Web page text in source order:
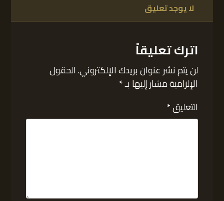
لا يوجد تعليق
اترك تعليقاً
لن يتم نشر عنوان بريدك الإلكتروني.الحقول
الإلزامية مشار إليها بـ*
التعليق*